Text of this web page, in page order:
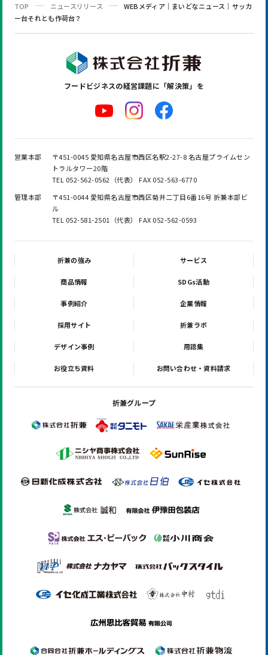
TOP ニュースリリース
WEBメディア｜まいどなニュース｜サッカ
ー台それとも作荷台？
フードビジネスの経営課題に「解決策」を
営業本部
〒451-0045 愛知県名古屋市西区名駅2-27-8 名古屋プライムセン
トラルタワー20階
TEL 052-562-0562（代表） FAX 052-563-6770
管理本部
〒451-0044 愛知県名古屋市西区菊井二丁目6番16号 折兼本部ビ
ル
TEL 052-581-2501（代表） FAX 052-562-0593
折兼の強み サービス
商品情報 SDGs活動
事例紹介 企業情報
採用サイト 折兼ラボ
デザイン事例 用語集
お役立ち資料 お問い合わせ・資料請求
折兼グループ